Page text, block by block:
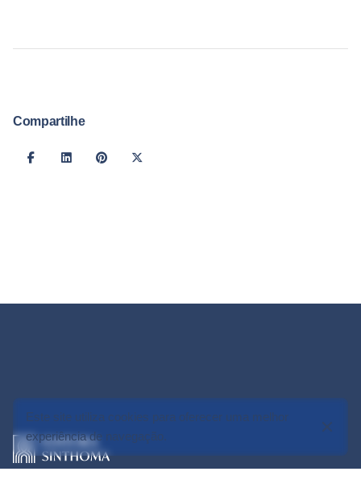
Compartilhe
Este site utiliza cookies para oferecer uma melhor
experiência de navegação.